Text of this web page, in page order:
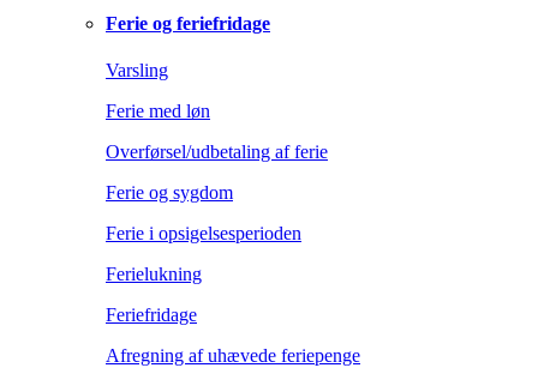
Ferie og feriefridage
Varsling
Ferie med løn
Overførsel/udbetaling af ferie
Ferie og sygdom
Ferie i opsigelsesperioden
Ferielukning
Feriefridage
Afregning af uhævede feriepenge